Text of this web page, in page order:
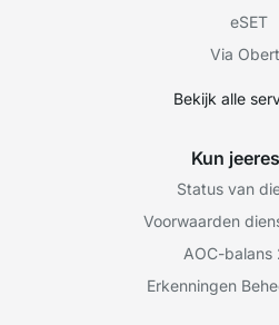
eSET
Via
Bekijk alle
Kun
Status van
Voorwaarden
AOC-balans
Erkenningen